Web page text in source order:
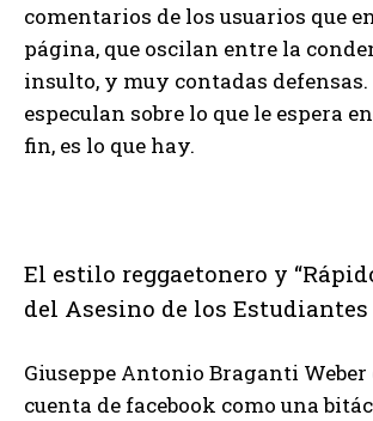
comentarios de los usuarios que
página, que oscilan entre la
insulto, y muy contadas defensas.
especulan sobre lo que le espera
fin, es lo que hay.
El estilo reggaetonero y
del Asesino de los Estudiantes
Giuseppe Antonio Braganti Weber
cuenta de facebook como una